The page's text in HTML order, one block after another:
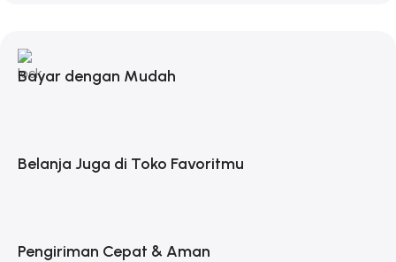
Bayar dengan Mudah
Belanja Juga di Toko Favoritmu
Pengiriman Cepat & Aman